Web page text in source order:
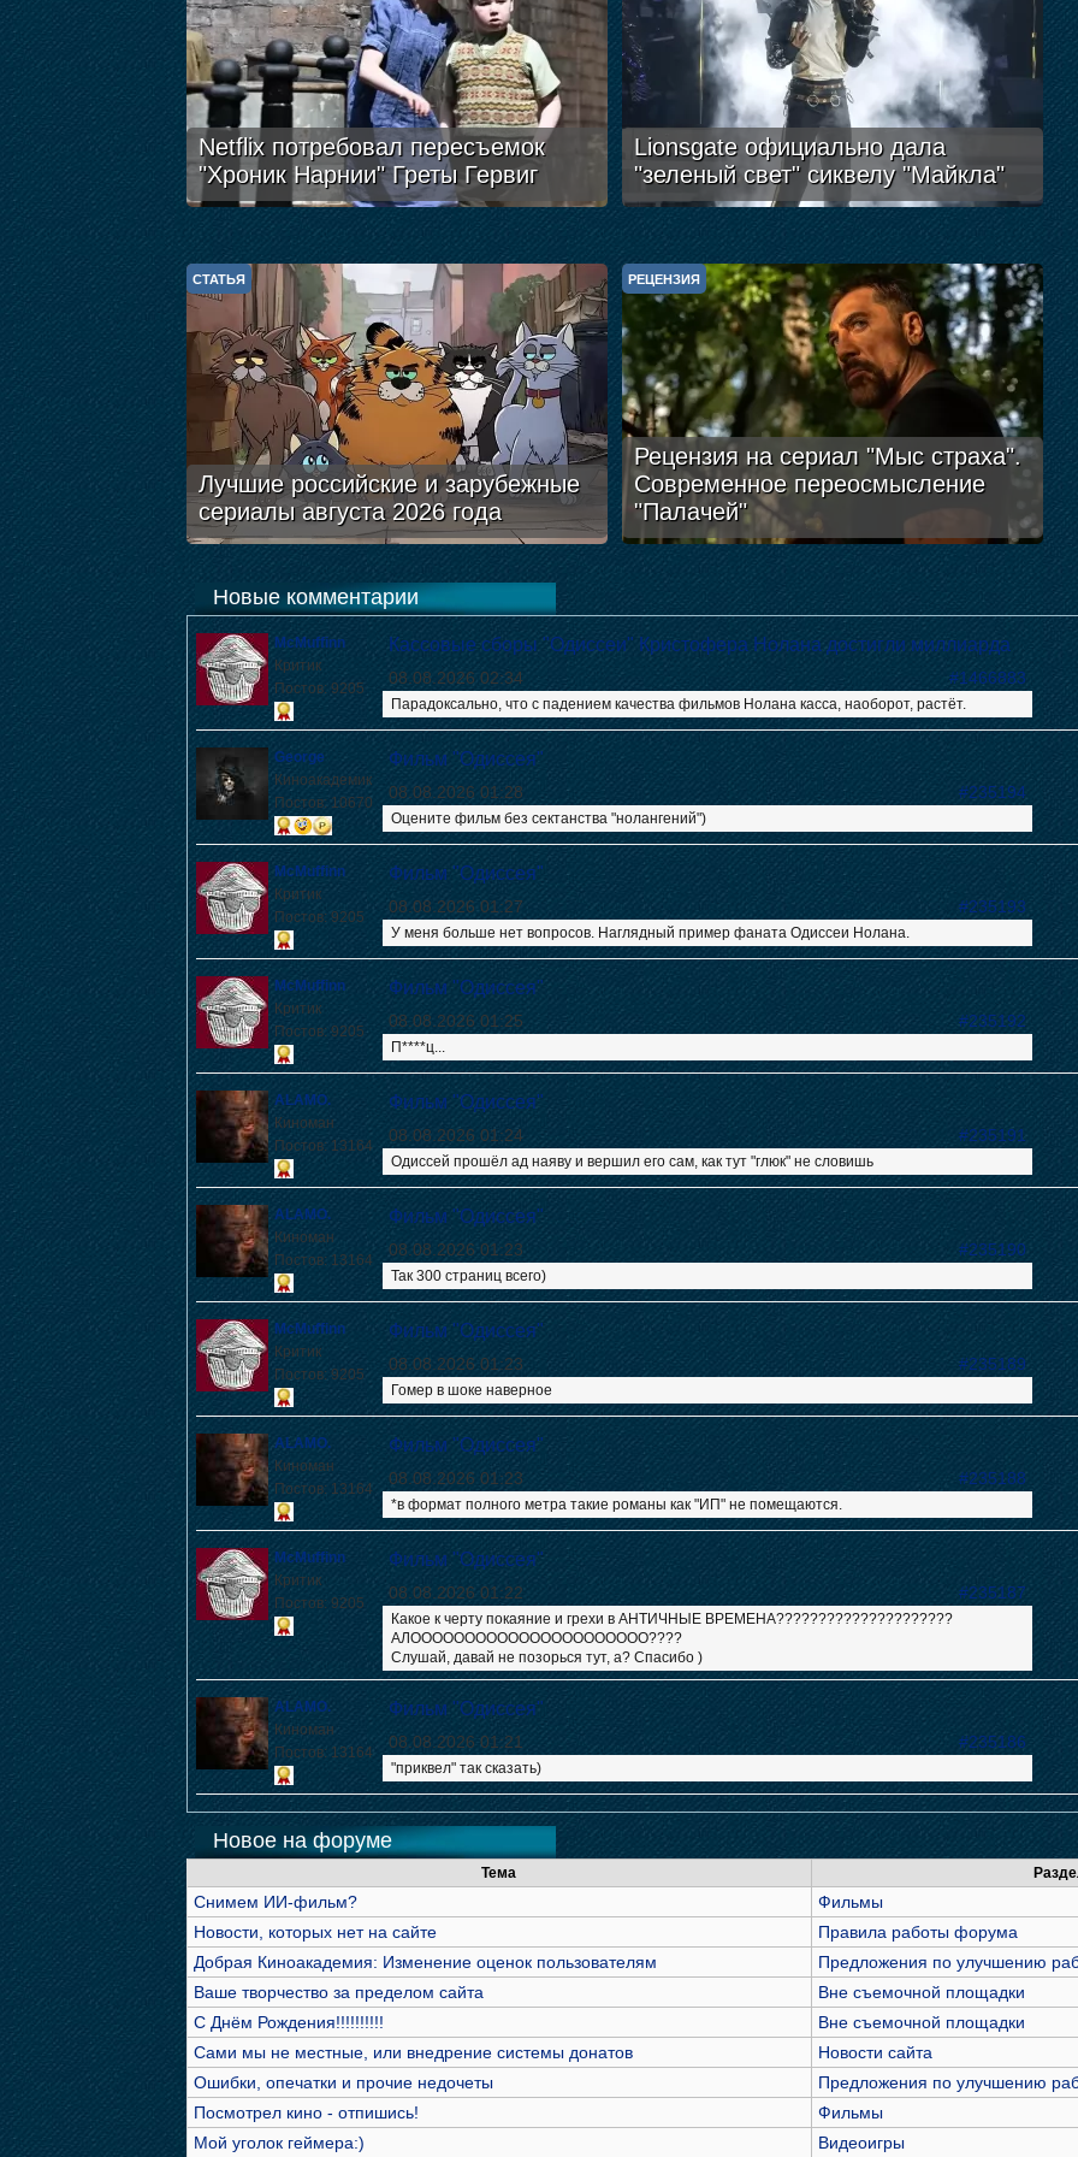
Netflix потребовал пересъемок
"Хроник Нарнии" Греты Гервиг
Lionsgate официально дала
"зеленый свет" сиквелу "Майкла"
Лучшие российские и зарубежные
сериалы августа 2026 года
СТАТЬЯ
Рецензия на сериал "Мыс страха".
Современное переосмысление
"Палачей"
РЕЦЕНЗИЯ
Новые комментарии
McMuffinn
Критик
Постов: 9205
Кассовые сборы "Одиссеи" Кристофера Нолана достигли миллиарда
08.08.2026 02:34 #1466883
Парадоксально, что с падением качества фильмов Нолана касса, наоборот, растёт.
George
Киноакадемик
Постов: 10670
Фильм "Одиссея"
08.08.2026 01:28 #235194
Оцените фильм без сектанства "нолангений")
McMuffinn
Критик
Постов: 9205
Фильм "Одиссея"
08.08.2026 01:27 #235193
У меня больше нет вопросов. Наглядный пример фаната Одиссеи Нолана.
McMuffinn
Критик
Постов: 9205
Фильм "Одиссея"
08.08.2026 01:25 #235192
П****ц...
ALAMO.
Киноман
Постов: 13164
Фильм "Одиссея"
08.08.2026 01:24 #235191
Одиссей прошёл ад наяву и вершил его сам, как тут "глюк" не словишь
ALAMO.
Киноман
Постов: 13164
Фильм "Одиссея"
08.08.2026 01:23 #235190
Так 300 страниц всего)
McMuffinn
Критик
Постов: 9205
Фильм "Одиссея"
08.08.2026 01:23 #235189
Гомер в шоке наверное
ALAMO.
Киноман
Постов: 13164
Фильм "Одиссея"
08.08.2026 01:23 #235188
*в формат полного метра такие романы как "ИП" не помещаются.
McMuffinn
Критик
Постов: 9205
Фильм "Одиссея"
08.08.2026 01:22 #235187
Какое к черту покаяние и грехи в АНТИЧНЫЕ ВРЕМЕНА?????????????????????
АЛОООООООООООООООООООООО????
Слушай, давай не позорься тут, а? Спасибо )
ALAMO.
Киноман
Постов: 13164
Фильм "Одиссея"
08.08.2026 01:21 #235186
"приквел" так сказать)
Новое на форуме
Тема
Снимем ИИ-фильм?
Фильмы
Новости, которых нет на сайте
Правила работы форума
Добрая Киноакадемия: Изменение оценок пользователям
Предложения по улучшению
Ваше творчество за пределом сайта
Вне съемочной площадки
С Днём Рождения!!!!!!!!!!
Вне съемочной площадки
Сами мы не местные, или внедрение системы донатов
Новости сайта
Ошибки, опечатки и прочие недочеты
Предложения по улучшению
Посмотрел кино - отпишись!
Фильмы
Мой уголок геймера:)
Видеоигры